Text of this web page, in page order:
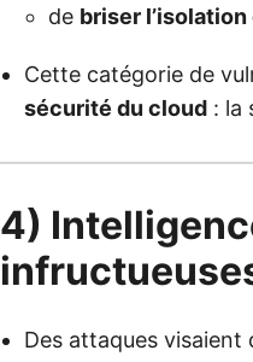
de briser
Cette catégorie de
sécurité du cloud : la
4)
Des attaques visaient